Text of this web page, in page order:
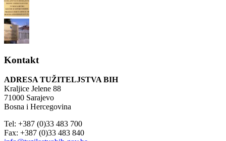
Kontakt
ADRESA TUŽITELJSTVA BIH
Kraljice Jelene 88
71000 Sarajevo
Bosna i Hercegovina
Tel: +387 (0)33 483 700
Fax: +387 (0)33 483 840